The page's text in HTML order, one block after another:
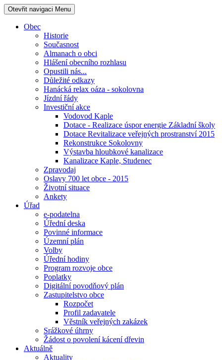
Otevřit navigaci Menu
Obec
Historie
Současnost
Almanach o obci
Hlášení obecního rozhlasu
Opustili nás...
Důležité odkazy
Hanácká relax oáza - sokolovna
Jízdní řády
Investiční akce
Vodovod Kaple
Dotace - Realizace úspor energie Základní školy
Dotace Revitalizace veřejných prostranství 2015
Rekonstrukce Sokolovny
Výstavba hloubkové kanalizace
Kanalizace Kaple, Studenec
Zpravodaj
Oslavy 700 let obce - 2015
Životní situace
Ankety
Úřad
e-podatelna
Úřední deska
Povinné informace
Územní plán
Volby
Úřední hodiny
Program rozvoje obce
Poplatky
Digitální povodňový plán
Zastupitelstvo obce
Rozpočet
Profil zadavatele
Věstník veřejných zakázek
Srážkové úhrny
Žádost o povolení kácení dřevin
Aktuálně
Aktuality